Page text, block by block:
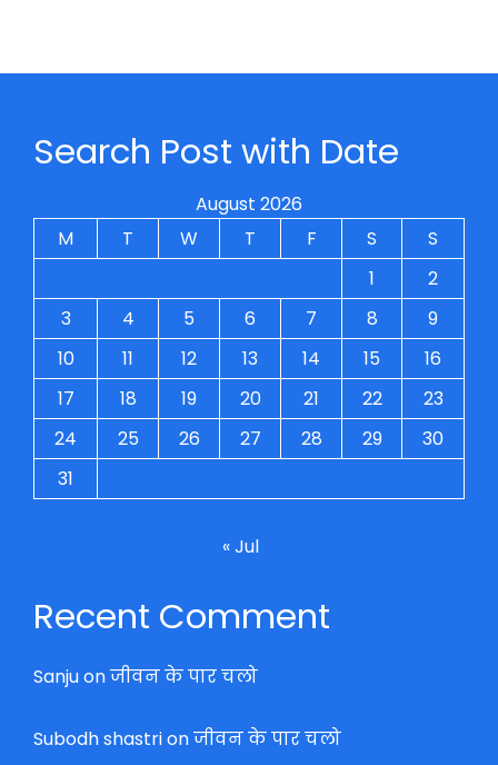
Search Post with Date
August 2026
M
T W T F S
S
1
2
3
4 5 6 7 8
9
10
11 12 13 14 15
16
17
18 19 20 21 22
23
24
25 26 27 28 29
30
31
« Jul
Recent Comment
Sanjuonजीवन के पार चलो
Subodh shastrionजीवन के पार चलो